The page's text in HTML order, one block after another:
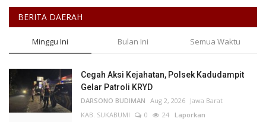
BERITA DAERAH
Minggu Ini Bulan Ini Semua Waktu
Cegah Aksi Kejahatan, Polsek Kadudampit
Gelar Patroli KRYD
DARSONO BUDIMAN Aug 2, 2026 Jawa Barat
KAB. SUKABUMI
0 24 Laporkan